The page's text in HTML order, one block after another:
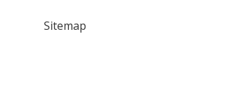
Sitemap